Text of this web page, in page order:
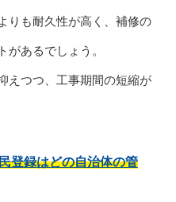
りも耐久性が高く、補修の
があるでしょう。
えつつ、工事期間の短縮が
登録はどの自治体の管